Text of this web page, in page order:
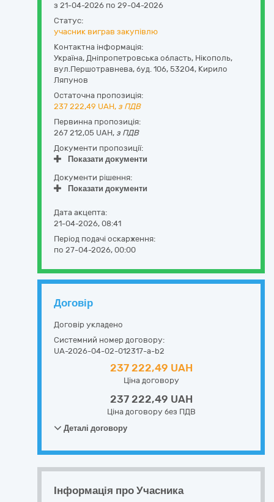
з 21-04-2026 по 29-04-2026
Статус:
учасник виграв закупівлю
Контактна інформація:
Україна, Дніпропетровська область, Нікополь,
вул.Першотравнева, буд. 106, 53204, Кирило
Ляпунов
Остаточна пропозиція:
237 222,49 UAH, з ПДВ
Первинна пропозиція:
267 212,05 UAH, з ПДВ
Документи пропозиції:
Показати документи
Документи рішення:
Показати документи
Дата акцепта:
21-04-2026, 08:41
Період подачі оскарження:
по 27-04-2026, 00:00
Договір
Договір укладено
Системний номер договору:
UA-2026-04-02-012317-a-b2
237 222,49 UAH
Ціна договору
237 222,49 UAH
Ціна договору без ПДВ
Деталі договору
Інформація про Учасника